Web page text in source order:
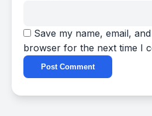
Save my name, email,
browser for the next time I